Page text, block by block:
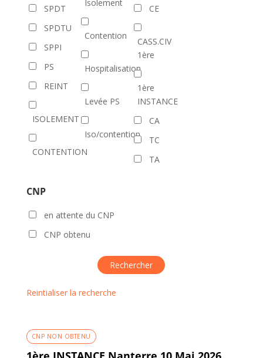
SPDT
SPDTU
SPPI
PS
REINT
ISOLEMENT
CONTENTION
Isolement
Contention
Hospitalisation
Levée PS
Iso/contention
CE
CASS.CIV
1ère
1ère
INSTANCE
CA
TC
TA
CNP
en attente du CNP
CNP obtenu
Reintialiser la recherche
CNP NON OBTENU